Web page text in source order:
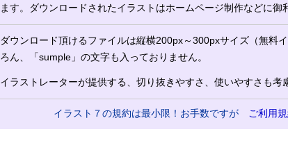
ます。ダウンロードされたイラストはホームページ制作などに御
ダウンロード頂けるファイルは縦横200px～300pxサイズ（無料
ろん、「sumple」の文字も入っておりません。
イラストレーターが提供する、切り抜きやすさ、使いやすさも考
イラスト７の規約は最小限！お手数ですが ご利用